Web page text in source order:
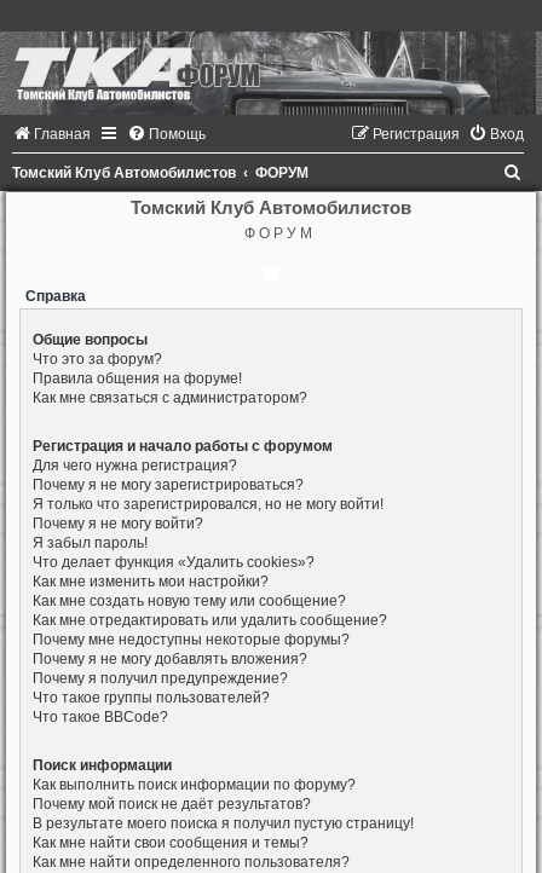
Главная Помощь Вход
Регистрация
Томский Клуб Автомобилистов ФОРУМ
Томский Клуб Автомобилистов
Ф О Р У М
Справка
Общие вопросы
Что это за форум?
Правила общения на форуме!
Как мне связаться с администратором?
Регистрация и начало работы с форумом
Для чего нужна регистрация?
Почему я не могу зарегистрироваться?
Я только что зарегистрировался, но не могу войти!
Почему я не могу войти?
Я забыл пароль!
Что делает функция «Удалить cookies»?
Как мне изменить мои настройки?
Как мне создать новую тему или сообщение?
Как мне отредактировать или удалить сообщение?
Почему мне недоступны некоторые форумы?
Почему я не могу добавлять вложения?
Почему я получил предупреждение?
Что такое группы пользователей?
Что такое BBCode?
Поиск информации
Как выполнить поиск информации по форуму?
Почему мой поиск не даёт результатов?
В результате моего поиска я получил пустую страницу!
Как мне найти свои сообщения и темы?
Как мне найти определенного пользователя?